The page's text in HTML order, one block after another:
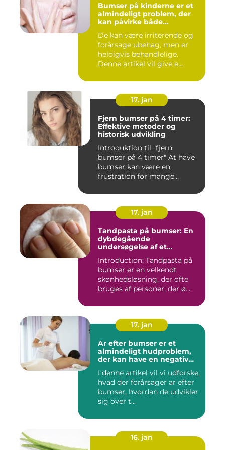
Bumser på kinderne er et
almindeligt problem, der
kan påvirke både
De kan være irriterende og
forårsage ubehag, men er
heldigvis behandlelige.
Denne artikel vil give e...
17. jan
Fjern bumser på 4 timer:
Effektive metoder og
historisk udvikling
Introduktion til "fjern
bumser på 4 timer" At have
bumser kan være en
frustration for mange
17. jan
Tandpasta på bumser: En
dybdegående
undersøgelse af et
Introduction: Tandpasta på
bumser er en velkendt
skønhedsløsning, der ofte
bruges af personer, der ø...
17. jan
Ar efter bumser er et
almindeligt hudproblem,
der kan have en negativ
selvtillid og trivsel
I denne artikel vil vi udforske,
hvad der forårsager ar efter
bumser, hvordan de udvikler
sig over t...
16. jan